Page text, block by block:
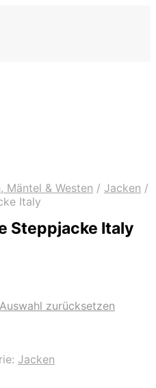
Mäntel & Westen / Jacken /
Italy
Steppjacke Italy
Auswahl zurücksetzen
Jacken